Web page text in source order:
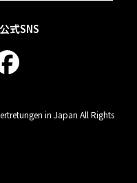
式SNS
in Japan All Rights